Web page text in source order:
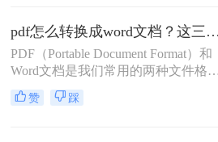
Word文档呢？下面一起看看吧。
pdf怎么转换成word文档？这三个方法轻松实现文档格式转换！
PDF（Portable Document Format）和
Word文档是我们常用的两种文件格
式。有时我们需要将PDF文件转换成
Word文档来编辑或进行其他操作，但
赞 踩